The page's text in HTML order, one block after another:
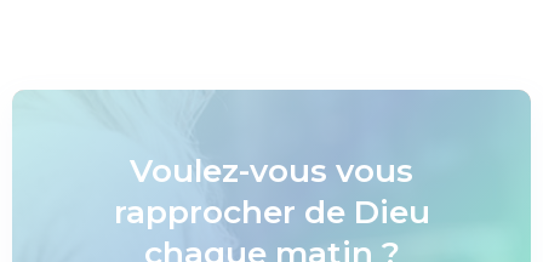
Voulez-vous vous
rapprocher de Dieu
chaque matin ?